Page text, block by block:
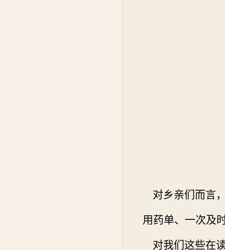
对乡亲们而言
用药单、一次及
对我们这些在